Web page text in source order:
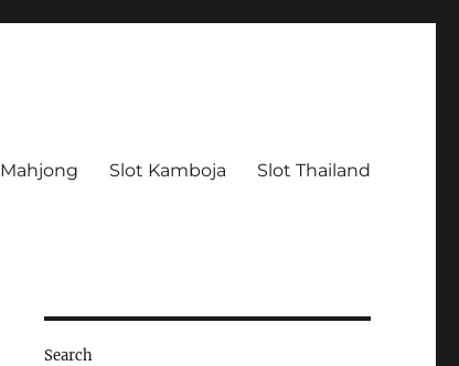
Mahjong Slot Kamboja Slot Thailand
Search